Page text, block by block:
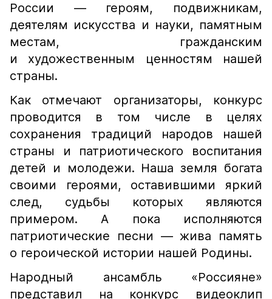
России — героям, подвижникам,
деятелям искусства и науки, памятным
местам, гражданским
и художественным ценностям нашей
страны.
Как отмечают организаторы, конкурс
проводится в том числе в целях
сохранения традиций народов нашей
страны и патриотического воспитания
детей и молодежи. Наша земля богата
своими героями, оставившими яркий
след, судьбы которых являются
примером. А пока исполняются
патриотические песни — жива память
о героической истории нашей Родины.
Народный ансамбль «Россияне»
представил на конкурс видеоклип